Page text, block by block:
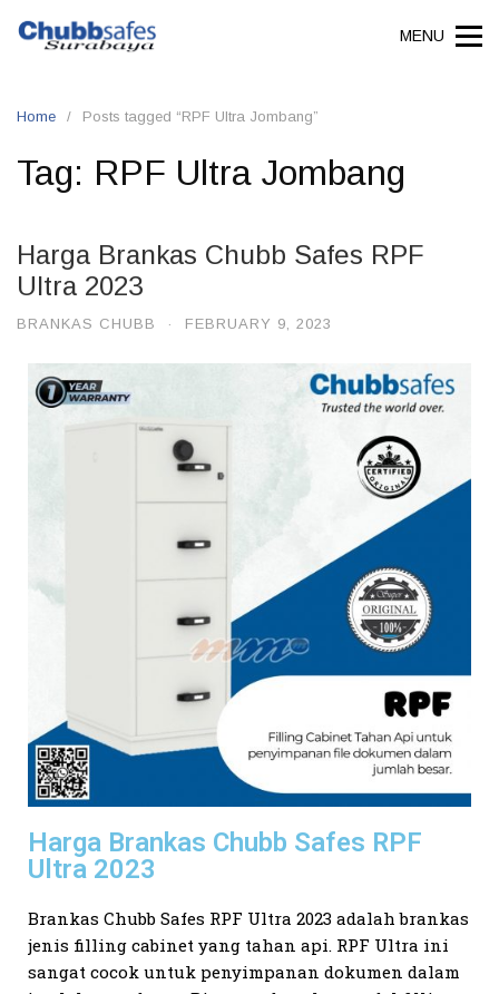
MENU
Home Posts tagged “RPF Ultra Jombang”
Tag: RPF Ultra Jombang
Harga Brankas Chubb Safes RPF
Ultra 2023
BRANKAS CHUBB · FEBRUARY 9, 2023
Harga Brankas Chubb Safes RPF
Ultra 2023
Brankas Chubb Safes RPF Ultra 2023 adalah brankas
jenis filling cabinet yang tahan api. RPF Ultra ini
sangat cocok untuk penyimpanan dokumen dalam